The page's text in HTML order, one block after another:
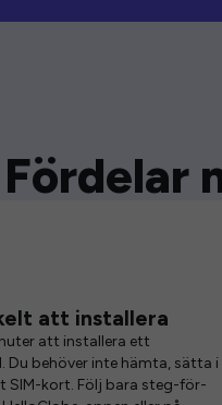
Fördelar
att installera
att installera ett
Du behöver inte hämta, sätta i
SIM-kort. Följ bara steg-för-